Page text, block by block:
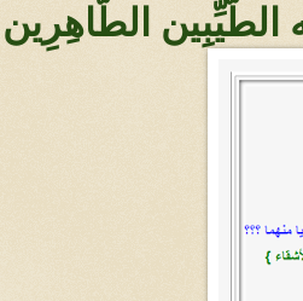
الطَّيِّبِين